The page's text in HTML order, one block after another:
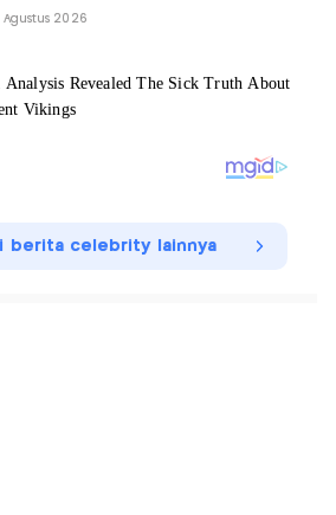
Agustus 2026
berita celebrity lainnya